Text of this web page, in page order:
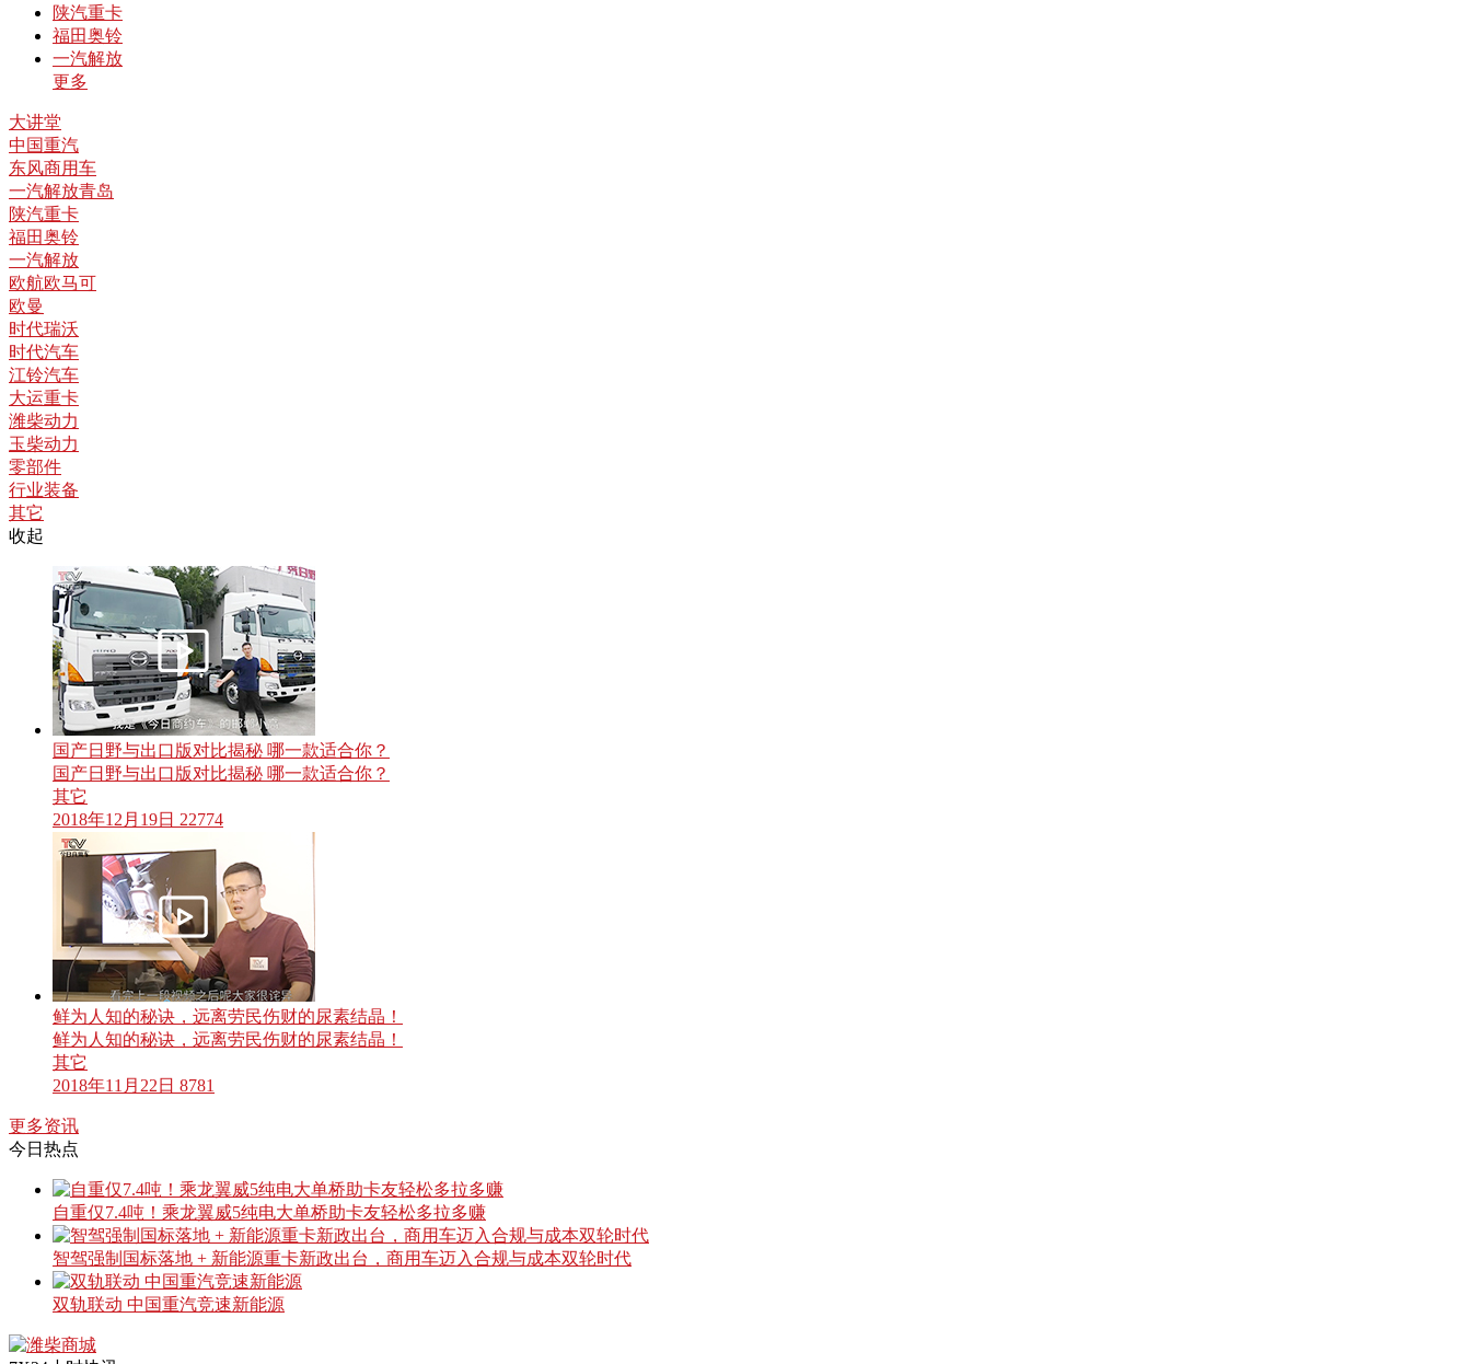
陕汽重卡
福田奥铃
一汽解放
更多
大讲堂
中国重汽
东风商用车
一汽解放青岛
陕汽重卡
福田奥铃
一汽解放
欧航欧马可
欧曼
时代瑞沃
时代汽车
江铃汽车
大运重卡
潍柴动力
玉柴动力
零部件
行业装备
其它
收起
国产日野与出口版对比揭秘 哪一款适合你？
国产日野与出口版对比揭秘 哪一款适合你？
其它
2018年12月19日 22774
鲜为人知的秘诀，远离劳民伤财的尿素结晶！
鲜为人知的秘诀，远离劳民伤财的尿素结晶！
其它
2018年11月22日 8781
更多资讯
今日热点
自重仅7.4吨！乘龙翼威5纯电大单桥助卡友轻松多拉多赚
智驾强制国标落地 + 新能源重卡新政出台，商用车迈入合规与成本双轮时代
双轨联动 中国重汽竞速新能源